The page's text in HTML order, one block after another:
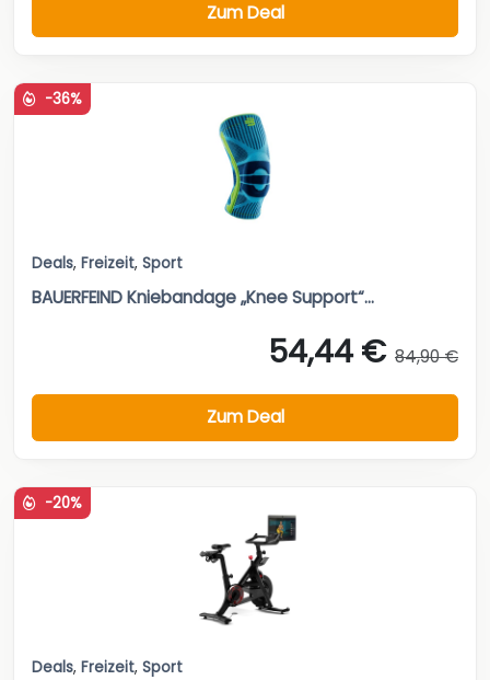
Zum Deal
-36%
Deals, Freizeit, Sport
BAUERFEIND Kniebandage „Knee Support“...
54,44 € 84,90 €
Zum Deal
-20%
Deals, Freizeit, Sport